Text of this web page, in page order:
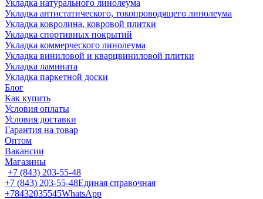
Укладка натурального линолеума
Укладка антистатического, токопроводящего линолеума
Укладка ковролина, ковровой плитки
Укладка спортивных покрытий
Укладка коммерческого линолеума
Укладка виниловой и кварцвиниловой плитки
Укладка ламината
Укладка паркетной доски
Блог
Как купить
Условия оплаты
Условия доставки
Гарантия на товар
Оптом
Вакансии
Магазины
+7 (843) 203-55-48
+7 (843) 203-55-48Единая справочная
+78432035545WhatsApp